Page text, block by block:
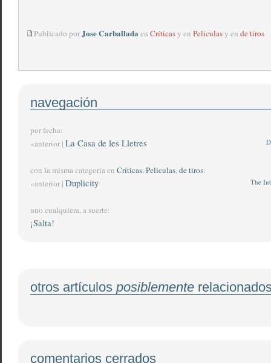
Publicado porJose Carballadaen Críticasy en Peliculasy en de tiros
navegación
por fecha:
«anterior | La Casa de les Lletres
con la misma categoría en Críticas,Peliculas,de tiros:
The
«anterior | Duplicity
uno cualquiera, a suerte:
¡Salta!
otros artículos posiblemente
comentarios cerrados